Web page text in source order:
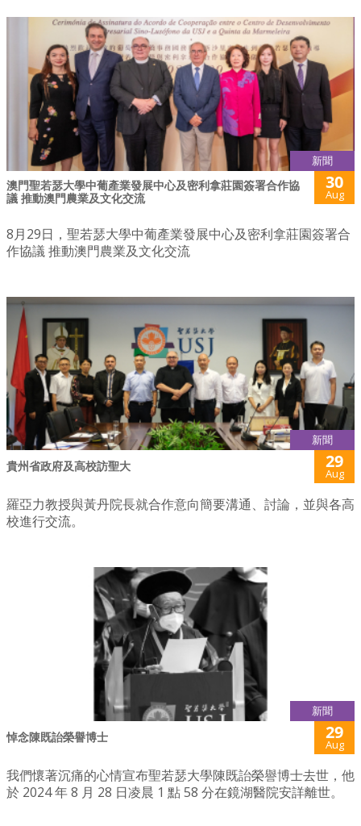
新聞
澳門聖若瑟大學中葡產業發展中心及密利拿莊園簽署合作協
議 推動澳門農業及文化交流
30
Aug
8月29日，聖若瑟大學中葡產業發展中心及密利拿莊園簽署合
作協議 推動澳門農業及文化交流
新聞
貴州省政府及高校訪聖大 29
Aug
羅亞力教授與黃丹院長就合作意向簡要溝通、討論，並與各高
校進行交流。
新聞
悼念陳既詒榮譽博士 29
Aug
我們懷著沉痛的心情宣布聖若瑟大學陳既詒榮譽博士去世，他
於 2024 年 8 月 28 日凌晨 1 點 58 分在鏡湖醫院安詳離世。